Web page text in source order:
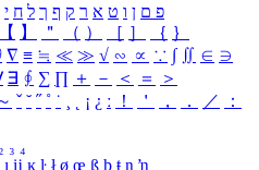
פ ם ן ו ט א ר ק ף ך ל ח י
【 】 ＂ （ ） ［ ］ ｛ ｝
∇ ≡ ≒ ≪ ≫ √ ∽ ∝ ∵ ∫ ∬ ∈ ∋
∃ ∮ ∑ ∏ ＋ － ＜ ＝
＞
ˇ ˘ ˝ ˚ ˙ ¸ ¡ ¿ ː ！ ＇ ， ． ／
：
₂ ₃ ₄
ı ĳ ĸ ŀ ł ø œ ß þ ŧ ŋ ŉ